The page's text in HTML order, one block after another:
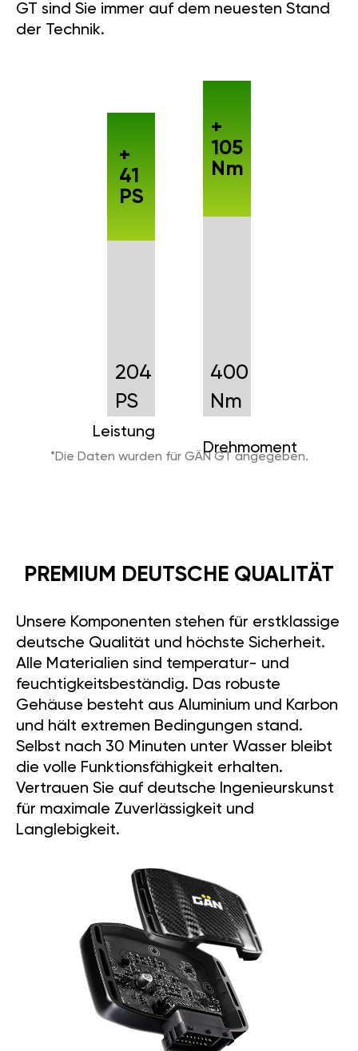
GT sind Sie immer auf dem neuesten Stand
der Technik.
204
PS
Leistung
+
41
PS
400
Nm
Drehmoment
+
105
Nm
*Die Daten wurden für GÄN GT angegeben.
PREMIUM DEUTSCHE QUALITÄT
Unsere Komponenten stehen für erstklassige
deutsche Qualität und höchste Sicherheit.
Alle Materialien sind temperatur- und
feuchtigkeitsbeständig. Das robuste
Gehäuse besteht aus Aluminium und Karbon
und hält extremen Bedingungen stand.
Selbst nach 30 Minuten unter Wasser bleibt
die volle Funktionsfähigkeit erhalten.
Vertrauen Sie auf deutsche Ingenieurskunst
für maximale Zuverlässigkeit und
Langlebigkeit.